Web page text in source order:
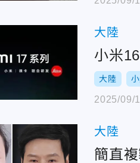
大陸
小米
大陸
2025/09/
大陸
簡直